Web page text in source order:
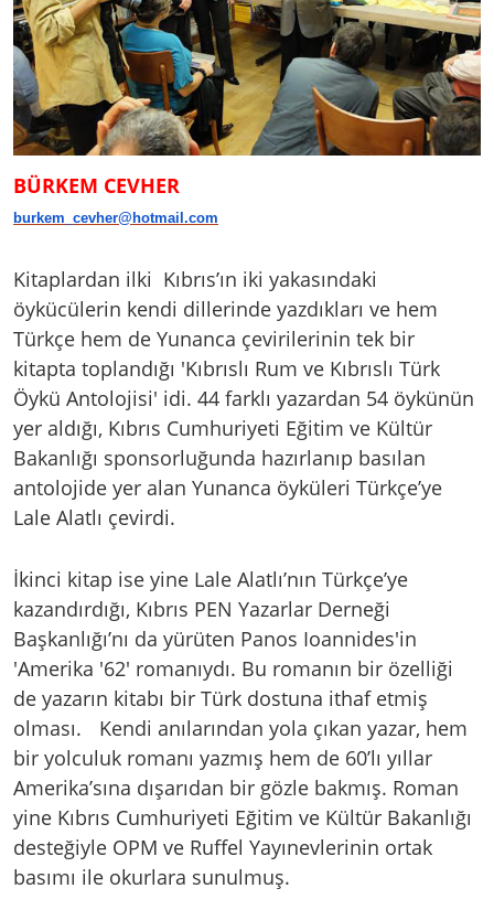
BÜRKEM CEVHER
burkem_cevher@hotmail.com
Kitaplardan ilki Kıbrıs’ın iki yakasındaki
öykücülerin kendi dillerinde yazdıkları ve hem
Türkçe hem de Yunanca çevirilerinin tek bir
kitapta toplandığı 'Kıbrıslı Rum ve Kıbrıslı Türk
Öykü Antolojisi' idi. 44 farklı yazardan 54 öykünün
yer aldığı, Kıbrıs Cumhuriyeti Eğitim ve Kültür
Bakanlığı sponsorluğunda hazırlanıp basılan
antolojide yer alan Yunanca öyküleri Türkçe’ye
Lale Alatlı çevirdi.
İkinci kitap ise yine Lale Alatlı’nın Türkçe’ye
kazandırdığı, Kıbrıs PEN Yazarlar Derneği
Başkanlığı’nı da yürüten Panos Ioannides'in
'Amerika '62' romanıydı. Bu romanın bir özelliği
de yazarın kitabı bir Türk dostuna ithaf etmiş
olması. Kendi anılarından yola çıkan yazar, hem
bir yolculuk romanı yazmış hem de 60’lı yıllar
Amerika’sına dışarıdan bir gözle bakmış. Roman
yine Kıbrıs Cumhuriyeti Eğitim ve Kültür Bakanlığı
desteğiyle OPM ve Ruffel Yayınevlerinin ortak
basımı ile okurlara sunulmuş.